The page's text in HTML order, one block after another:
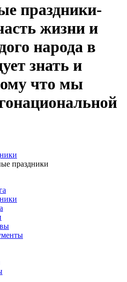
праздники-
жизни и
народа в
знать и
что мы
праздники